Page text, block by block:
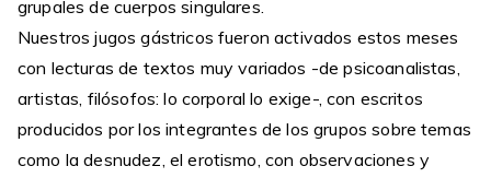
grupales de cuerpos singulares.
Nuestros jugos gástricos fueron activados estos meses
con lecturas de textos muy variados -de psicoanalistas,
artistas, filósofos: lo corporal lo exige-, con escritos
producidos por los integrantes de los grupos sobre temas
como la desnudez, el erotismo, con observaciones y